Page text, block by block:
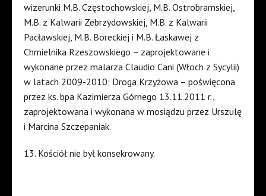
wizerunki M.B. Częstochowskiej, M.B. Ostrobramskiej,
M.B. z Kalwarii Zebrzydowskiej, M.B. z Kalwarii
Pacławskiej, M.B. Boreckiej i M.B. Łaskawej z
Chmielnika Rzeszowskiego – zaprojektowane i
wykonane przez malarza Claudio Cani (Włoch z Sycylii)
w latach 2009-2010; Droga Krzyżowa – poświęcona
przez ks. bpa Kazimierza Górnego 13.11.2011 r.,
zaprojektowana i wykonana w mosiądzu przez Urszulę
i Marcina Szczepaniak.
13. Kościół nie był konsekrowany.